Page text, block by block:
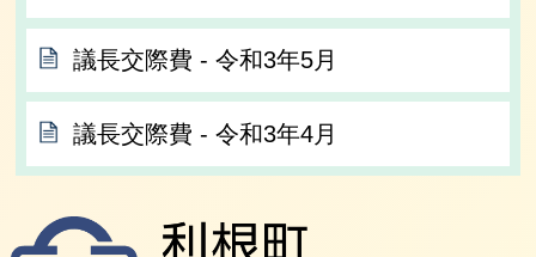
議長交際費 ‐ 令和3年5月
議長交際費 ‐ 令和3年4月